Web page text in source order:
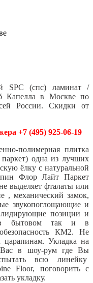
SPC (спс) ламинат /
Капеллав Москве по
России. Скидки от
+7 (495) 925-06-19
полимерная плитка
одна из лучших
ёлку с натуральной
Флор Лайт Паркет
выделяет фталаты или
, механический замок,
звукопоглощающие и
позиции и
в бытовом так и в
КМ2. Не
Укладка на
в шоу-рум где Вы
всю линейку
Floor, поговорить с
укладку.